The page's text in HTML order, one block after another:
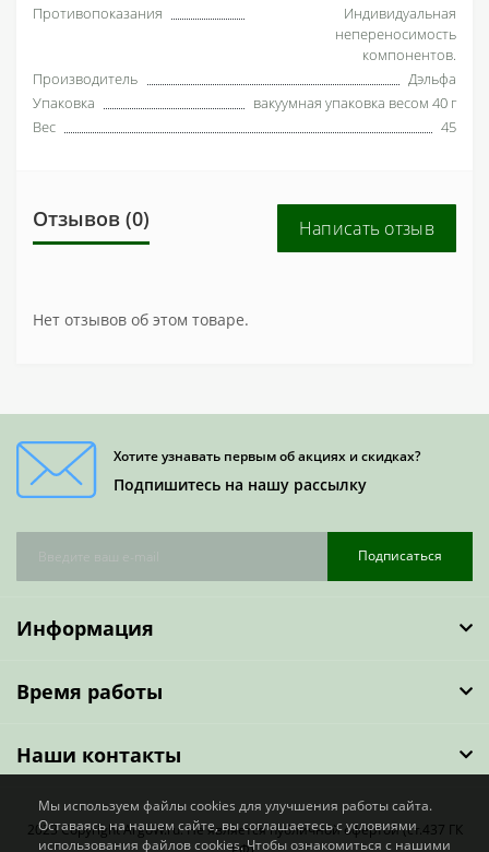
Противопоказания
Индивидуальная
непереносимость
компонентов.
Производитель
Дэльфа
Упаковка
вакуумная упаковка весом 40 г
Вес
45
Отзывов (0) Написать отзыв
Нет отзывов об этом товаре.
Хотите узнавать первым об акциях и скидках?
Подпишитесь на нашу рассылку
Подписаться
Информация
Время работы
Наши контакты
2023 Copyright ArgoW.ru. Не является публичной офертой (ст.437 ГК
Мы используем файлы cookies для улучшения работы сайта.
Оставаясь на нашем сайте, вы соглашаетесь с условиями
использования файлов cookies. Чтобы ознакомиться с нашими